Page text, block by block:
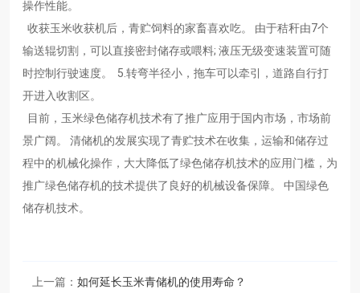
操作性能。
收获玉米收获机后，青贮饲料的家畜喜欢吃。 由于秸秆由7个
输送辊切割，可以直接密封储存或喂料; 液压无级变速装置可随
时控制行驶速度。 5.转弯半径小，拖车可以牵引，道路自行打
开进入收割区。
目前，玉米绿色储存机技术有了推广应用于国内市场，市场前
景广阔。 清储机的发展实现了青贮技术在收集，运输和储存过
程中的机械化操作，大大降低了绿色储存机技术的应用门槛，为
推广绿色储存机的技术提供了良好的机械设备保障。 中国绿色
储存机技术。
上一篇： 如何延长玉米青储机的使用寿命？